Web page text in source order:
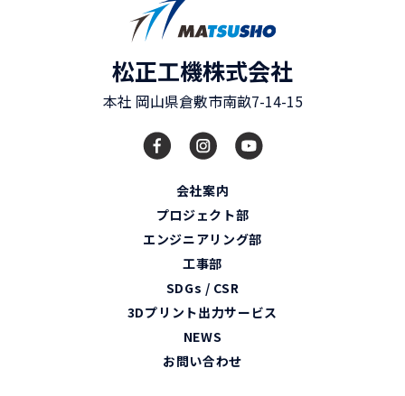
松正工機株式会社
本社 岡山県倉敷市南畝7-14-15
会社案内
プロジェクト部
エンジニアリング部
工事部
SDGs / CSR
3Dプリント出力サービス
NEWS
お問い合わせ